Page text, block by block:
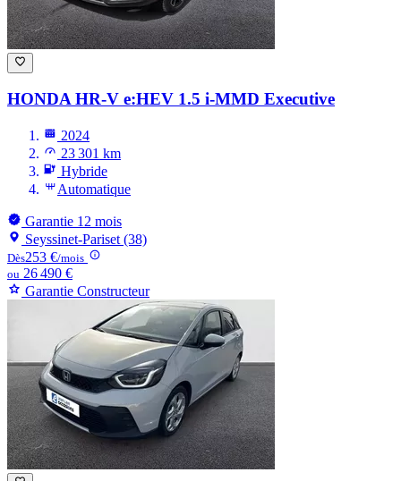
HONDA HR-V e:HEV 1.5 i-MMD Executive
2024
23 301 km
Hybride
Automatique
Garantie 12 mois
Seyssinet-Pariset (38)
Dès253 €/mois
ou 26 490 €
Garantie Constructeur